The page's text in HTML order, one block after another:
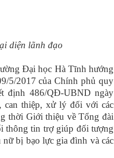
diện lãnh đạo
Đại học Hà Tĩnh hướng
5/2017 của Chính phủ quy
định 486/QĐ-UBND ngày
can thiệp, xử lý đối với các
thời Giới thiệu về Tổng đài
thông tin trợ giúp đối tượng
bị bạo lực gia đình và các